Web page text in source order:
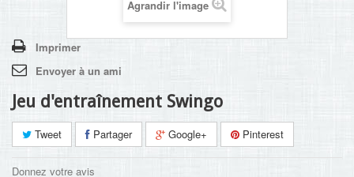
Agrandir l'image
Imprimer
Envoyer à un ami
Jeu d'entraînement Swingo
Tweet Partager Google+ Pinterest
Donnez votre avis